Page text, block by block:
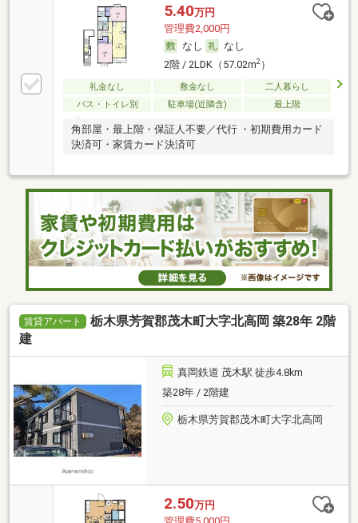
5.40万円
管理費2,000円
なし
なし
2階 / 2LDK（57.02m2）
礼金なし 敷金なし
二人暮らし
バス・トイレ別
駐車場(近隣含) 最上階
角部屋・最上階・保証人不要／代行 ・初期費用カード
決済可・家賃カード決済可
賃貸アパート
栃木県芳賀郡茂木町大字北高岡 築28年 2階
建
真岡鉄道 茂木駅 徒歩4.8km
築28年 / 2階建
栃木県芳賀郡茂木町大字北高岡
2.50万円